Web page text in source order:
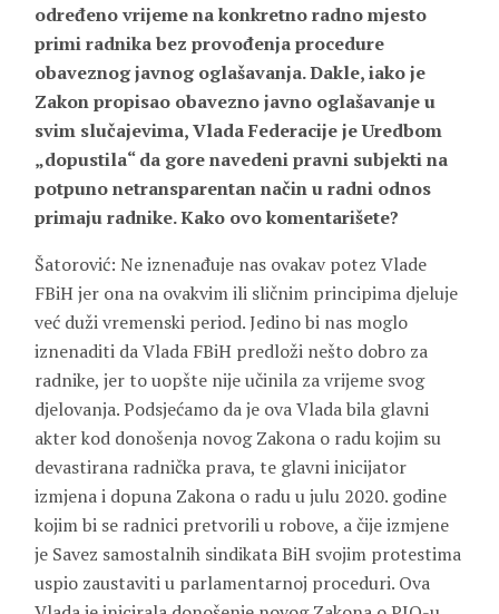
određeno vrijeme na konkretno radno mjesto
primi radnika bez provođenja procedure
obaveznog javnog oglašavanja. Dakle, iako je
Zakon propisao obavezno javno oglašavanje u
svim slučajevima, Vlada Federacije je Uredbom
„dopustila“ da gore navedeni pravni subjekti na
potpuno netransparentan način u radni odnos
primaju radnike. Kako ovo komentarišete?
Šatorović: Ne iznenađuje nas ovakav potez Vlade
FBiH jer ona na ovakvim ili sličnim principima djeluje
već duži vremenski period. Jedino bi nas moglo
iznenaditi da Vlada FBiH predloži nešto dobro za
radnike, jer to uopšte nije učinila za vrijeme svog
djelovanja. Podsjećamo da je ova Vlada bila glavni
akter kod donošenja novog Zakona o radu kojim su
devastirana radnička prava, te glavni inicijator
izmjena i dopuna Zakona o radu u julu 2020. godine
kojim bi se radnici pretvorili u robove, a čije izmjene
je Savez samostalnih sindikata BiH svojim protestima
uspio zaustaviti u parlamentarnoj proceduri. Ova